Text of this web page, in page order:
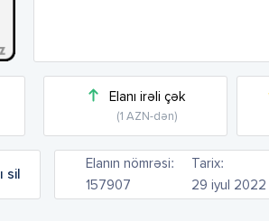
Elanı irəli çək
(1 AZN-dən)
sil
Elanın nömrəsi:
157907
Tarix:
29 iyul 2022